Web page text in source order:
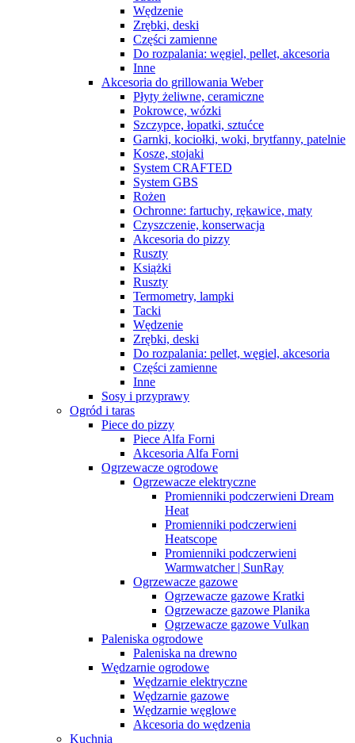
Wędzenie
Zrębki, deski
Części zamienne
Do rozpalania: węgiel, pellet, akcesoria
Inne
Akcesoria do grillowania Weber
Płyty żeliwne, ceramiczne
Pokrowce, wózki
Szczypce, łopatki, sztućce
Garnki, kociołki, woki, brytfanny, patelnie
Kosze, stojaki
System CRAFTED
System GBS
Rożen
Ochronne: fartuchy, rękawice, maty
Czyszczenie, konserwacja
Akcesoria do pizzy
Ruszty
Książki
Ruszty
Termometry, lampki
Tacki
Wędzenie
Zrębki, deski
Do rozpalania: pellet, węgiel, akcesoria
Części zamienne
Inne
Sosy i przyprawy
Ogród i taras
Piece do pizzy
Piece Alfa Forni
Akcesoria Alfa Forni
Ogrzewacze ogrodowe
Ogrzewacze elektryczne
Promienniki podczerwieni Dream
Heat
Promienniki podczerwieni
Heatscope
Promienniki podczerwieni
Warmwatcher | SunRay
Ogrzewacze gazowe
Ogrzewacze gazowe Kratki
Ogrzewacze gazowe Planika
Ogrzewacze gazowe Vulkan
Paleniska ogrodowe
Paleniska na drewno
Wędzarnie ogrodowe
Wędzarnie elektryczne
Wędzarnie gazowe
Wędzarnie węglowe
Akcesoria do wędzenia
Kuchnia